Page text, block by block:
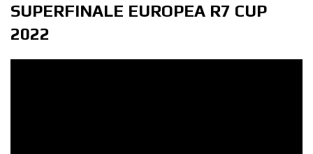
SUPERFINALE EUROPEA R7 CUP
2022